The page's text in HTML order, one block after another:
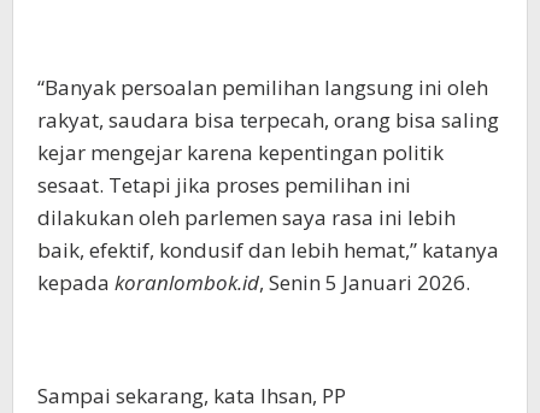
“Banyak persoalan pemilihan langsung ini oleh
rakyat, saudara bisa terpecah, orang bisa saling
kejar mengejar karena kepentingan politik
sesaat. Tetapi jika proses pemilihan ini
dilakukan oleh parlemen saya rasa ini lebih
baik, efektif, kondusif dan lebih hemat,” katanya
kepada koranlombok.id, Senin 5 Januari 2026.
Sampai sekarang, kata Ihsan, PP